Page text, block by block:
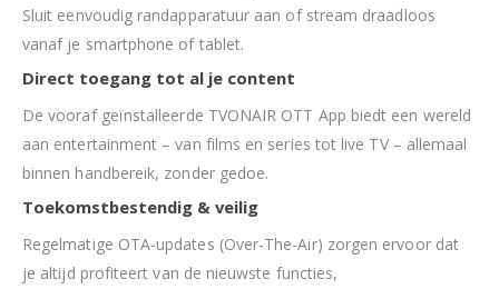
Sluit eenvoudig randapparatuur aan of stream draadloos
vanaf je smartphone of tablet.
Direct toegang tot al je content
De vooraf geïnstalleerde TVONAIR OTT App biedt een wereld
aan entertainment – van films en series tot live TV – allemaal
binnen handbereik, zonder gedoe.
Toekomstbestendig & veilig
Regelmatige OTA-updates (Over-The-Air) zorgen ervoor dat
je altijd profiteert van de nieuwste functies,